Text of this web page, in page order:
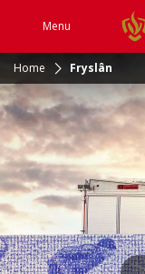
Menu
Home Fryslân